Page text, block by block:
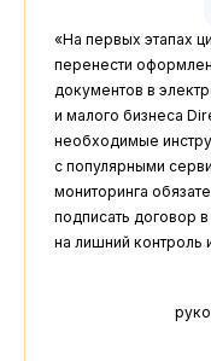
«На первых этапах
перенести
документов в
и малого бизнеса
необходимые
с популярными
мониторинга
подписать договор
на лишний контроль